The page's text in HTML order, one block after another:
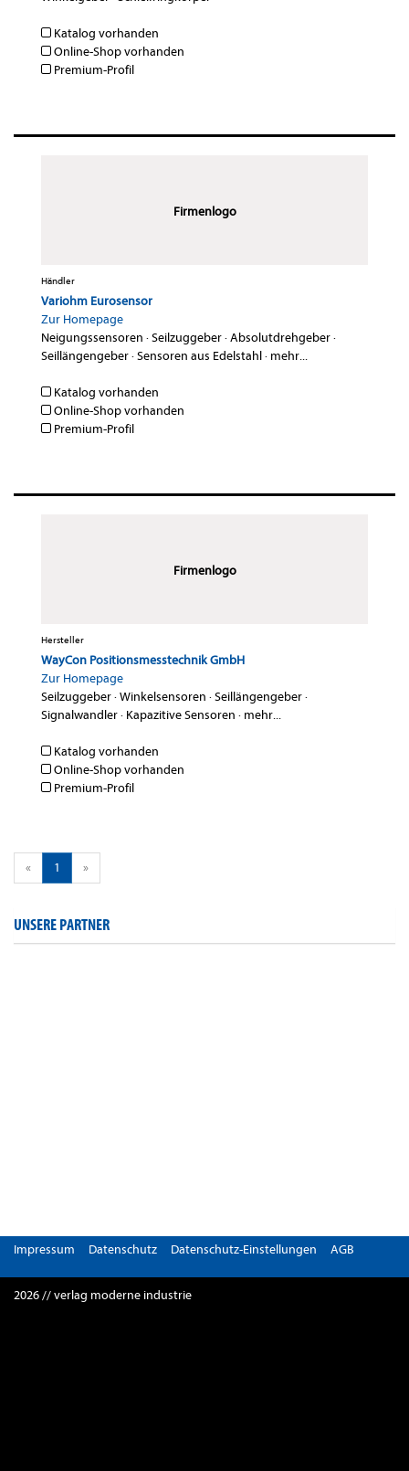
Katalog vorhanden
Online-Shop vorhanden
Premium-Profil
Firmenlogo
Händler
Variohm Eurosensor
Zur Homepage
Neigungssensoren ·Seilzuggeber·Absolutdrehgeber·
Seillängengeber·Sensoren aus Edelstahl· mehr...
Katalog vorhanden
Online-Shop vorhanden
Premium-Profil
Firmenlogo
Hersteller
WayCon Positionsmesstechnik GmbH
Zur Homepage
Seilzuggeber·Winkelsensoren ·Seillängengeber·
Signalwandler· Kapazitive Sensoren · mehr...
Katalog vorhanden
Online-Shop vorhanden
Premium-Profil
« 1 »
UNSERE PARTNER
Impressum Datenschutz Datenschutz-Einstellungen AGB
2026 // verlag moderne industrie